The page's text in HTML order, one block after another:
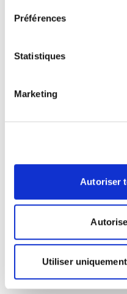
Préférences
Statistiques
Marketing
Autoriser
Utiliser